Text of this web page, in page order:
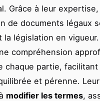
Grâce à leur
de documents légaux
la législation en
compréhension
chaque partie, facilitant
et pérenne.
modifier les termes,